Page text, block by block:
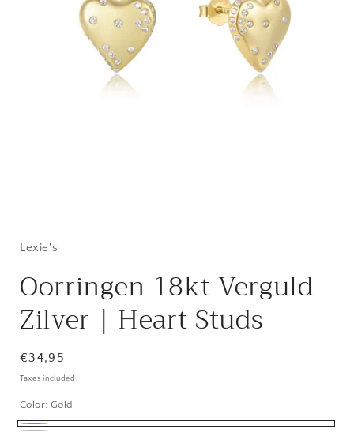
Lexie's
Oorringen 18kt Verguld
Zilver | Heart Studs
Regular
price
€34,95
Taxes included.
Color: Gold
Gold